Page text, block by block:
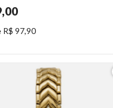
R$ 97,90